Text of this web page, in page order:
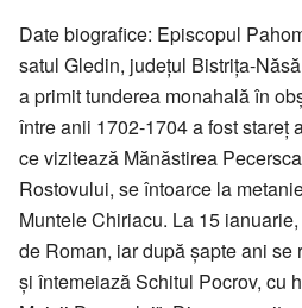
Date biografice: Episcopul
satul Gledin, județul Bistrița-
a primit tunderea monahală în
între anii 1702-1704 a fost stareț
ce vizitează Mănăstirea
Rostovului, se întoarce la
Muntele Chiriacu. La 15
de Roman, iar după șapte ani se
și întemeiază Schitul Pocrov, cu